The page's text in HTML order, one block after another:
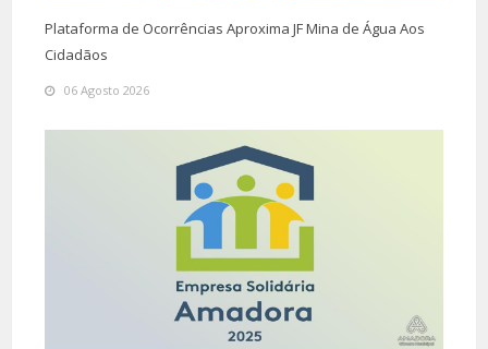
Plataforma de Ocorrências Aproxima JF Mina de Água Aos
Cidadãos
06 Agosto 2026